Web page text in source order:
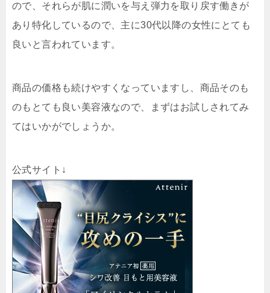
ので、それらが肌に潤いを与え弾力を取り戻す働きが
あり特化しているので、主に30代以降の女性にとても
良いと言われています。
商品の価格も続けやすくなっていますし、商品そのも
のもとても良い美容液なので、まずはお試しされてみ
てはいかがでしょうか。
公式サイト↓